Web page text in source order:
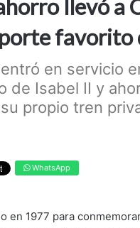
llevó a
favorito
en servicio
de Isabel II y
propio tren
WhatsApp
1977 para